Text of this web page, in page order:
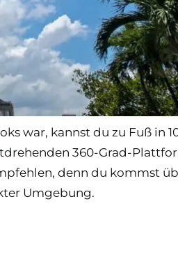
war, kannst du zu Fuß in
360-Grad-
denn du kommst
Umgebung.